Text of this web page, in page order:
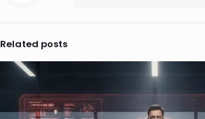
Related posts